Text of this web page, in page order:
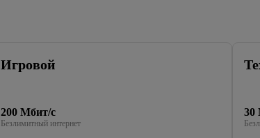
Игровой
200 Мбит/с
Безлимитный интернет
30